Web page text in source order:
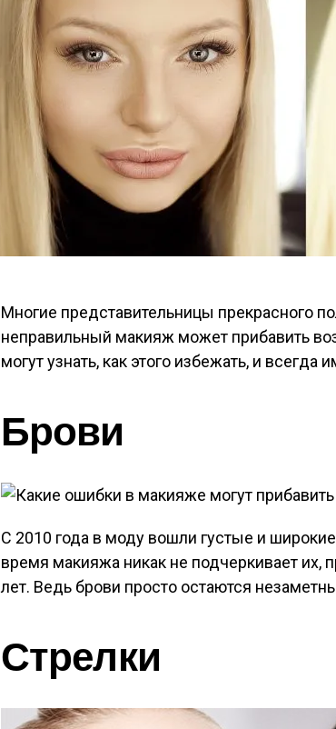
Многие представительницы прекрасного
неправильный макияж может прибавить
могут узнать, как этого избежать, и
Брови
С 2010 года в моду вошли густые и
время макияжа никак не подчеркивает их,
лет. Ведь брови просто остаются
Стрелки